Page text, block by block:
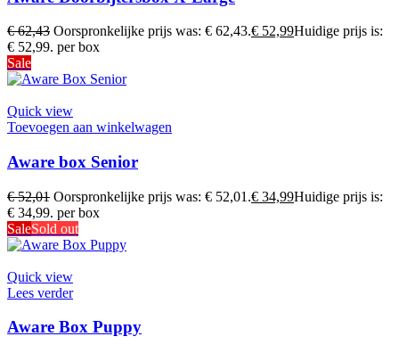
€62,43 Oorspronkelijke prijs was: € 62,43.€ 52,99Huidige prijs is:
€ 52,99. per box
Sale
Quick view
Toevoegen aan winkelwagen
Aware box Senior
€52,01 Oorspronkelijke prijs was: € 52,01.€ 34,99Huidige prijs is:
€ 34,99. per box
SaleSold out
Quick view
Lees verder
Aware Box Puppy